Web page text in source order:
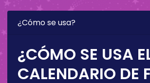
¿Cómo se usa?
¿CÓMO SE USA
CALENDARIO DE